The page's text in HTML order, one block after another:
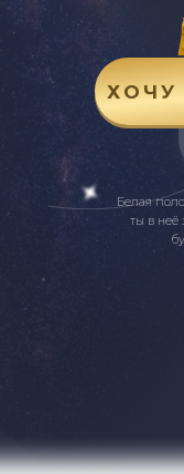
Белая
ты в
ХОЧУ